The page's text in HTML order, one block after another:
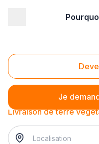
Je
Livraison de terre
Livraison de terre